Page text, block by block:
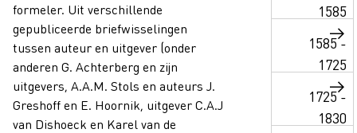
formeler. Uit verschillende
gepubliceerde briefwisselingen
tussen auteur en uitgever (onder
anderen G. Achterberg en zijn
uitgevers, A.A.M. Stols en auteurs J.
Greshoff en E. Hoornik, uitgever C.A.J
van Dishoeck en Karel van de
1585
1585 -
1725
1725 -
1830